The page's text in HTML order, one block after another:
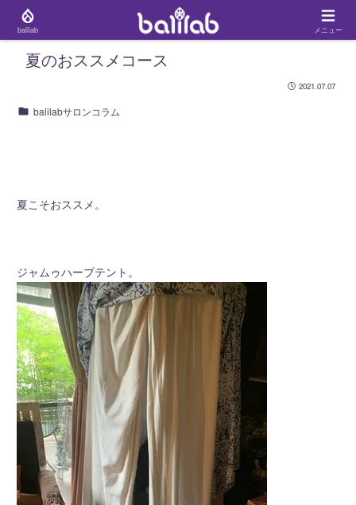
夏のおススメコース
2021.07.07
balilabサロンコラム
夏こそおススメ。
ジャムゥハーブテント。
balilab メニュー